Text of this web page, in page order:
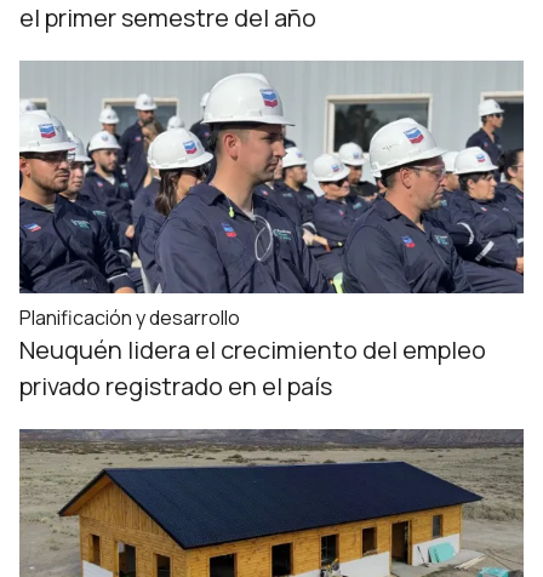
el primer semestre del año
Planificación y desarrollo
Neuquén lidera el crecimiento del empleo
privado registrado en el país